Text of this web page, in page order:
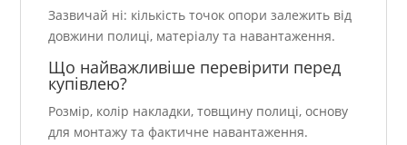
Зазвичай ні: кількість точок опори залежить від
довжини полиці, матеріалу та навантаження.
Що найважливіше перевірити перед
купівлею?
Розмір, колір накладки, товщину полиці, основу
для монтажу та фактичне навантаження.